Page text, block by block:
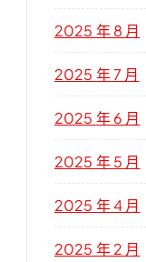
2025 年 8 月
2025 年 7 月
2025 年 6 月
2025 年 5 月
2025 年 4 月
2025 年 2 月